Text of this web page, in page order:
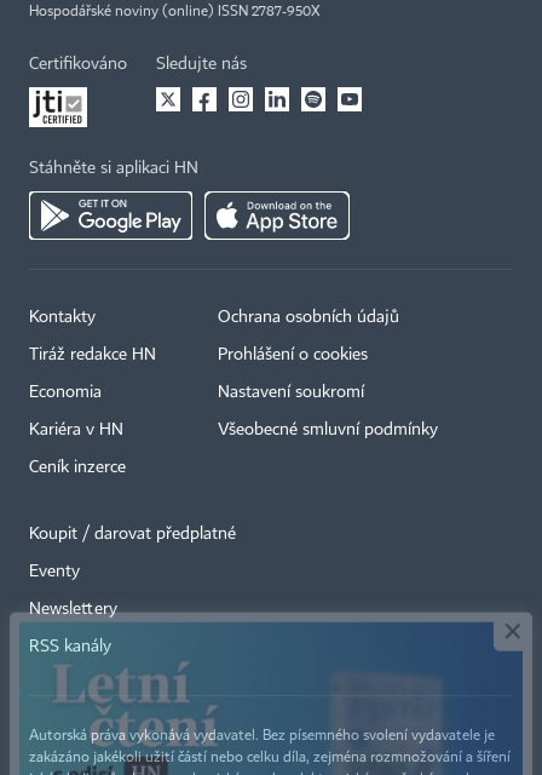
Hospodářské noviny (online) ISSN 2787-950X
Certifikováno Sledujte nás
Stáhněte si aplikaci HN
Kontakty
Tiráž redakce HN
Economia
Kariéra v HN
Ceník inzerce
Ochrana osobních údajů
Prohlášení o cookies
Nastavení soukromí
Všeobecné smluvní podmínky
Koupit / darovat předplatné
Eventy
Newslettery
RSS kanály
Autorská práva vykonává vydavatel. Bez písemného svolení vydavatele je
zakázáno jakékoli užití částí nebo celku díla, zejména rozmnožování a šíření